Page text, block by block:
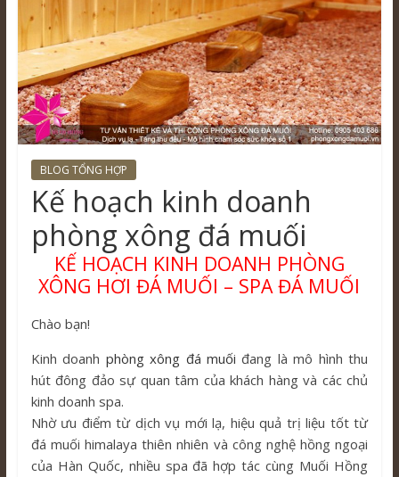
BLOG TỔNG HỢP
Kế hoạch kinh doanh
phòng xông đá muối
KẾ HOẠCH KINH DOANH PHÒNG
XÔNG HƠI ĐÁ MUỐI – SPA ĐÁ MUỐI
Chào bạn!
Kinh doanh phòng xông đá muối đang là mô hình thu
hút đông đảo sự quan tâm của khách hàng và các chủ
kinh doanh spa.
Nhờ ưu điểm từ dịch vụ mới lạ, hiệu quả trị liệu tốt từ
đá muối himalaya thiên nhiên và công nghệ hồng ngoại
của Hàn Quốc, nhiều spa đã hợp tác cùng Muối Hồng